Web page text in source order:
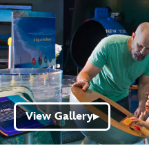
View Gallery▶